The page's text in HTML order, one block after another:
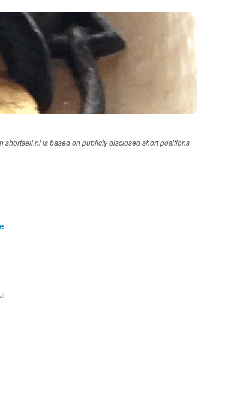
shortsell.nl is based on publicly disclosed short positions